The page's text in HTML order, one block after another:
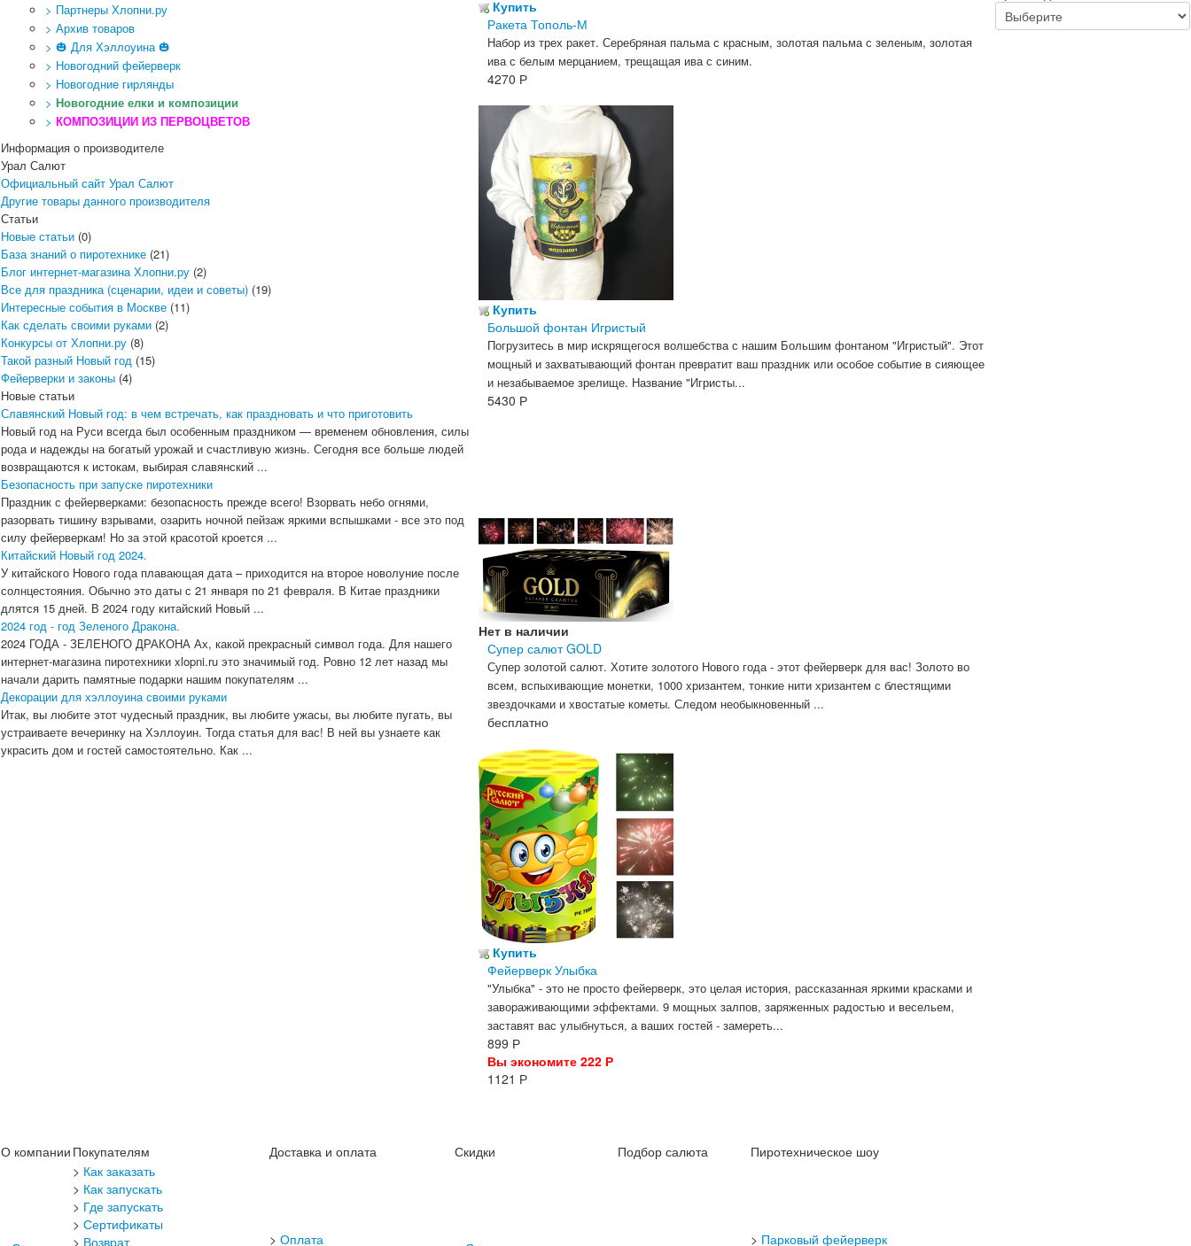
> Партнеры Хлопни.ру
> Архив товаров
> 🎃 Для Хэллоуина 🎃
> Новогодний фейерверк
> Новогодние гирлянды
> Новогодние елки и композиции
> КОМПОЗИЦИИ ИЗ ПЕРВОЦВЕТОВ
Информация о производителе
Урал Салют
Официальный сайт Урал Салют
Другие товары данного производителя
Статьи
Новые статьи (0)
База знаний о пиротехнике (21)
Блог интернет-магазина Хлопни.ру (2)
Все для праздника (сценарии, идеи и советы) (19)
Интересные события в Москве (11)
Как сделать своими руками (2)
Конкурсы от Хлопни.ру (8)
Такой разный Новый год (15)
Фейерверки и законы (4)
Новые статьи
Славянский Новый год: в чем встречать, как праздновать и что приготовить
Новый год на Руси всегда был особенным праздником — временем обновления, силы
рода и надежды на богатый урожай и счастливую жизнь. Сегодня все больше людей
возвращаются к истокам, выбирая славянский ...
Безопасность при запуске пиротехники
Праздник с фейерверками: безопасность прежде всего! Взорвать небо огнями,
разорвать тишину взрывами, озарить ночной пейзаж яркими вспышками - все это под
силу фейерверкам! Но за этой красотой кроется ...
Китайский Новый год 2024.
У китайского Нового года плавающая дата – приходится на второе новолуние после
солнцестояния. Обычно это даты с 21 января по 21 февраля. В Китае праздники
длятся 15 дней. В 2024 году китайский Новый ...
2024 год - год Зеленого Дракона.
2024 ГОДА - ЗЕЛЕНОГО ДРАКОНА Ах, какой прекрасный символ года. Для нашего
интернет-магазина пиротехники xlopni.ru это значимый год. Ровно 12 лет назад мы
начали дарить памятные подарки нашим покупателям ...
Декорации для хэллоуина своими руками
Итак, вы любите этот чудесный праздник, вы любите ужасы, вы любите пугать, вы
устраиваете вечеринку на Хэллоуин. Тогда статья для вас! В ней вы узнаете как
украсить дом и гостей самостоятельно. Как ...
Купить
Ракета Тополь-М
Набор из трех ракет. Серебряная пальма с красным, золотая пальма с зеленым, золотая
ива с белым мерцанием, трещащая ива с синим.
4270 Р
Купить
Большой фонтан Игристый
Погрузитесь в мир искрящегося волшебства с нашим Большим фонтаном "Игристый". Этот
мощный и захватывающий фонтан превратит ваш праздник или особое событие в сияющее
и незабываемое зрелище. Название "Игристы...
5430 Р
Нет в наличии
Супер салют GOLD
Супер золотой салют. Хотите золотого Нового года - этот фейерверк для вас! Золото во
всем, вспыхивающие монетки, 1000 хризантем, тонкие нити хризантем с блестящими
звездочками и хвостатые кометы. Следом необыкновенный ...
бесплатно
Купить
Фейерверк Улыбка
"Улыбка" - это не просто фейерверк, это целая история, рассказанная яркими красками и
завораживающими эффектами. 9 мощных залпов, заряженных радостью и весельем,
заставят вас улыбнуться, а ваших гостей - замереть...
899 Р
Вы экономите 222 Р
1121 Р
О компании Покупателям Доставка и оплата Скидки Подбор салюта Пиротехническое шоу
> Как заказать
> Как запускать
> Где запускать
> Сертификаты
> Возврат > Оплата > Парковый фейерверк